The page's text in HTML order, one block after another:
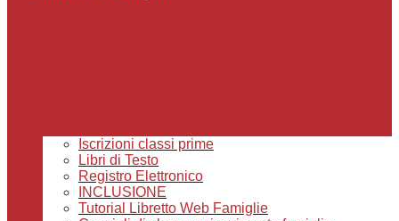
Iscrizioni classi prime
Libri di Testo
Registro Elettronico
INCLUSIONE
Tutorial Libretto Web Famiglie